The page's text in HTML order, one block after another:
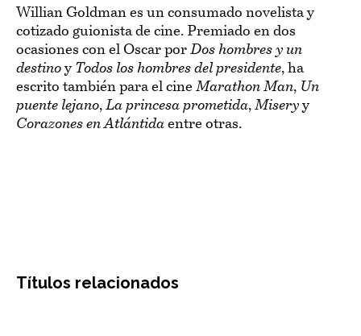
Willian Goldman es un consumado novelista y
cotizado guionista de cine. Premiado en dos
ocasiones con el Oscar por Dos hombres y un
destino y Todos los hombres del presidente, ha
escrito también para el cine Marathon Man, Un
puente lejano, La princesa prometida, Misery y
Corazones en Atlántida entre otras.
Títulos relacionados